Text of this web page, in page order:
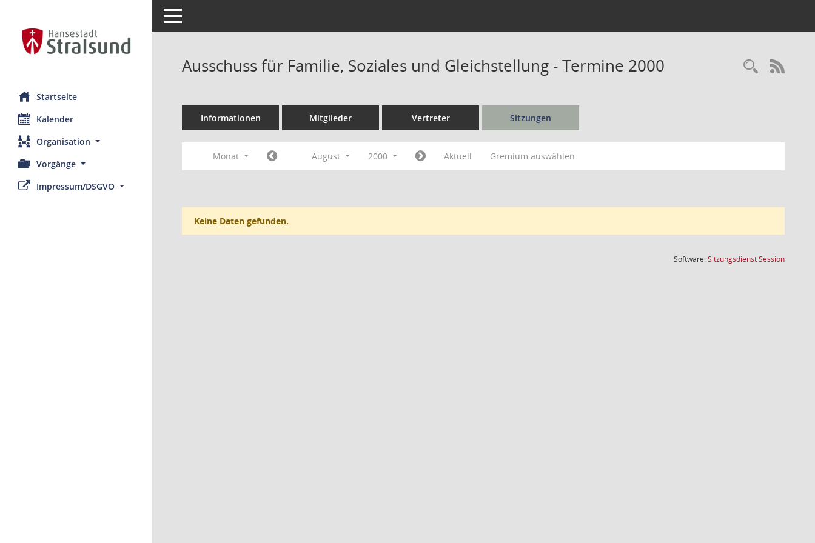
Startseite
Kalender
Organisation
Vorgänge
Impressum/DSGVO
Toggle navigation
Ausschuss für Familie, Soziales und Gleichstellung - Termine 2000
Informationen Mitglieder Vertreter Sitzungen
Monat August 2000 Aktuell Gremium auswählen
Keine Daten gefunden.
Software:SitzungsdienstSession(Wird in